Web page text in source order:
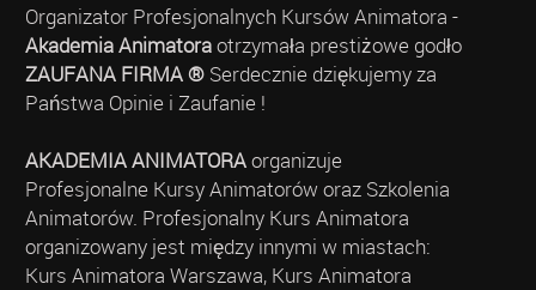
Organizator Profesjonalnych Kursów Animatora -
Akademia Animatoraotrzymała prestiżowe godło
ZAUFANA FIRMA ®Serdecznie dziękujemy za
Państwa Opinie i Zaufanie !
AKADEMIA ANIMATORAorganizuje
Profesjonalne Kursy Animatorów oraz Szkolenia
Animatorów. Profesjonalny Kurs Animatora
organizowany jest między innymi w miastach:
Kurs Animatora Warszawa, Kurs Animatora